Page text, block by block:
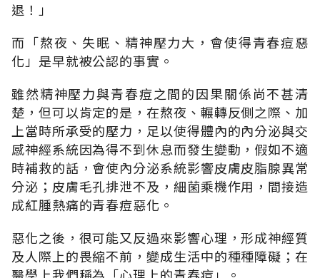
退！」
而「熬夜、失眠、精神壓力大，會使得青春痘惡
化」是早就被公認的事實。
雖然精神壓力與青春痘之間的因果關係尚不甚清
楚，但可以肯定的是，在熬夜、輾轉反側之際、加
上當時所承受的壓力，足以使得體內的內分泌與交
感神經系統因為得不到休息而發生變動，假如不適
時補救的話，會使內分泌系統影響皮膚皮脂腺異常
分泌；皮膚毛孔排泄不及，細菌乘機作用，間接造
成紅腫熱痛的青春痘惡化。
惡化之後，很可能又反過來影響心理，形成神經質
及人際上的畏縮不前，變成生活中的種種障礙；在
醫學上我們稱為「心理上的青春痘」。